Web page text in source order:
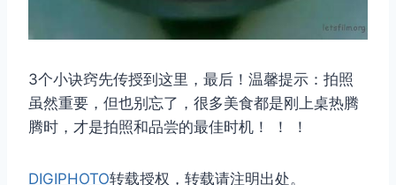
3个小诀窍先传授到这里，最后！温馨提示：拍照
虽然重要，但也别忘了，很多美食都是刚上桌热腾
腾时，才是拍照和品尝的最佳时机！ ！ ！
DIGIPHOTO转载授权，转载请注明出处。